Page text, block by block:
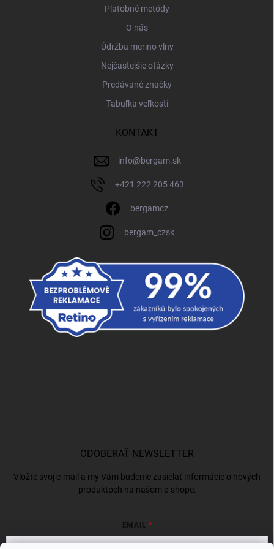
Platobné metódy
O nás
Údržba merino vlny
Nejčastejšie otázky
Predávané značky
Tabuľka veľkostí
KONTAKT
info@bergam.sk
+421 222 205 463
bergamcz
bergam_czsk
ODOBERAŤ NEWSLETTER
Vložte svoj e-mail a my Vám budeme zasielať informácie o nových
produktoch na našom e-shope.
EMAIL